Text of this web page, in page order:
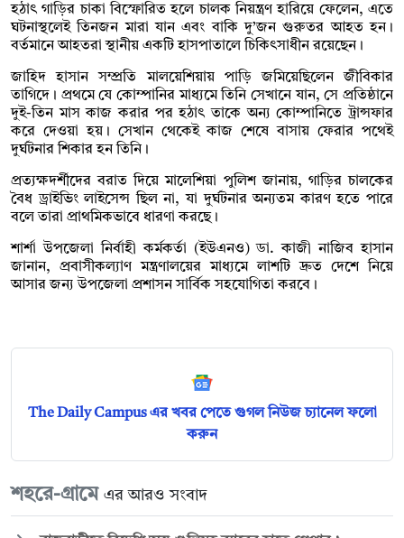
হঠাৎ গাড়ির চাকা বিস্ফোরিত হলে চালক নিয়ন্ত্রণ হারিয়ে ফেলেন, এতে
ঘটনাস্থলেই তিনজন মারা যান এবং বাকি দু’জন গুরুতর আহত হন।
বর্তমানে আহতরা স্থানীয় একটি হাসপাতালে চিকিৎসাধীন রয়েছেন।
জাহিদ হাসান সম্প্রতি মালয়েশিয়ায় পাড়ি জমিয়েছিলেন জীবিকার
তাগিদে। প্রথমে যে কোম্পানির মাধ্যমে তিনি সেখানে যান, সে প্রতিষ্ঠানে
দুই-তিন মাস কাজ করার পর হঠাৎ তাকে অন্য কোম্পানিতে ট্রান্সফার
করে দেওয়া হয়। সেখান থেকেই কাজ শেষে বাসায় ফেরার পথেই
দুর্ঘটনার শিকার হন তিনি।
প্রত্যক্ষদর্শীদের বরাত দিয়ে মালেশিয়া পুলিশ জানায়, গাড়ির চালকের
বৈধ ড্রাইভিং লাইসেন্স ছিল না, যা দুর্ঘটনার অন্যতম কারণ হতে পারে
বলে তারা প্রাথমিকভাবে ধারণা করছে।
শার্শা উপজেলা নির্বাহী কর্মকর্তা (ইউএনও) ডা. কাজী নাজিব হাসান
জানান, প্রবাসীকল্যাণ মন্ত্রণালয়ের মাধ্যমে লাশটি দ্রুত দেশে নিয়ে
আসার জন্য উপজেলা প্রশাসন সার্বিক সহযোগিতা করবে।
The Daily Campus এর খবর পেতে গুগল নিউজ চ্যানেল ফলো
করুন
শহরে-গ্রামে এর আরও সংবাদ